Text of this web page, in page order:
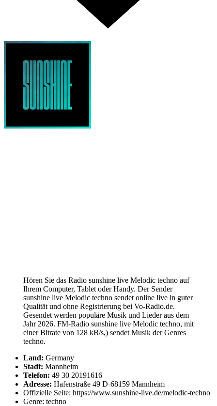
Hören Sie das Radio sunshine live Melodic techno auf
Ihrem Computer, Tablet oder Handy. Der Sender
sunshine live Melodic techno sendet online live in guter
Qualität und ohne Registrierung bei Vo-Radio.de.
Gesendet werden populäre Musik und Lieder aus dem
Jahr 2026. FM-Radio sunshine live Melodic techno, mit
einer Bitrate von 128 kB/s,) sendet Musik der Genres
techno.
Land: Germany
Stadt: Mannheim
Telefon: 49 30 20191616
Adresse: Hafenstraße 49 D-68159 Mannheim
Offizielle Seite: https://www.sunshine-live.de/melodic-techno
Genre: techno